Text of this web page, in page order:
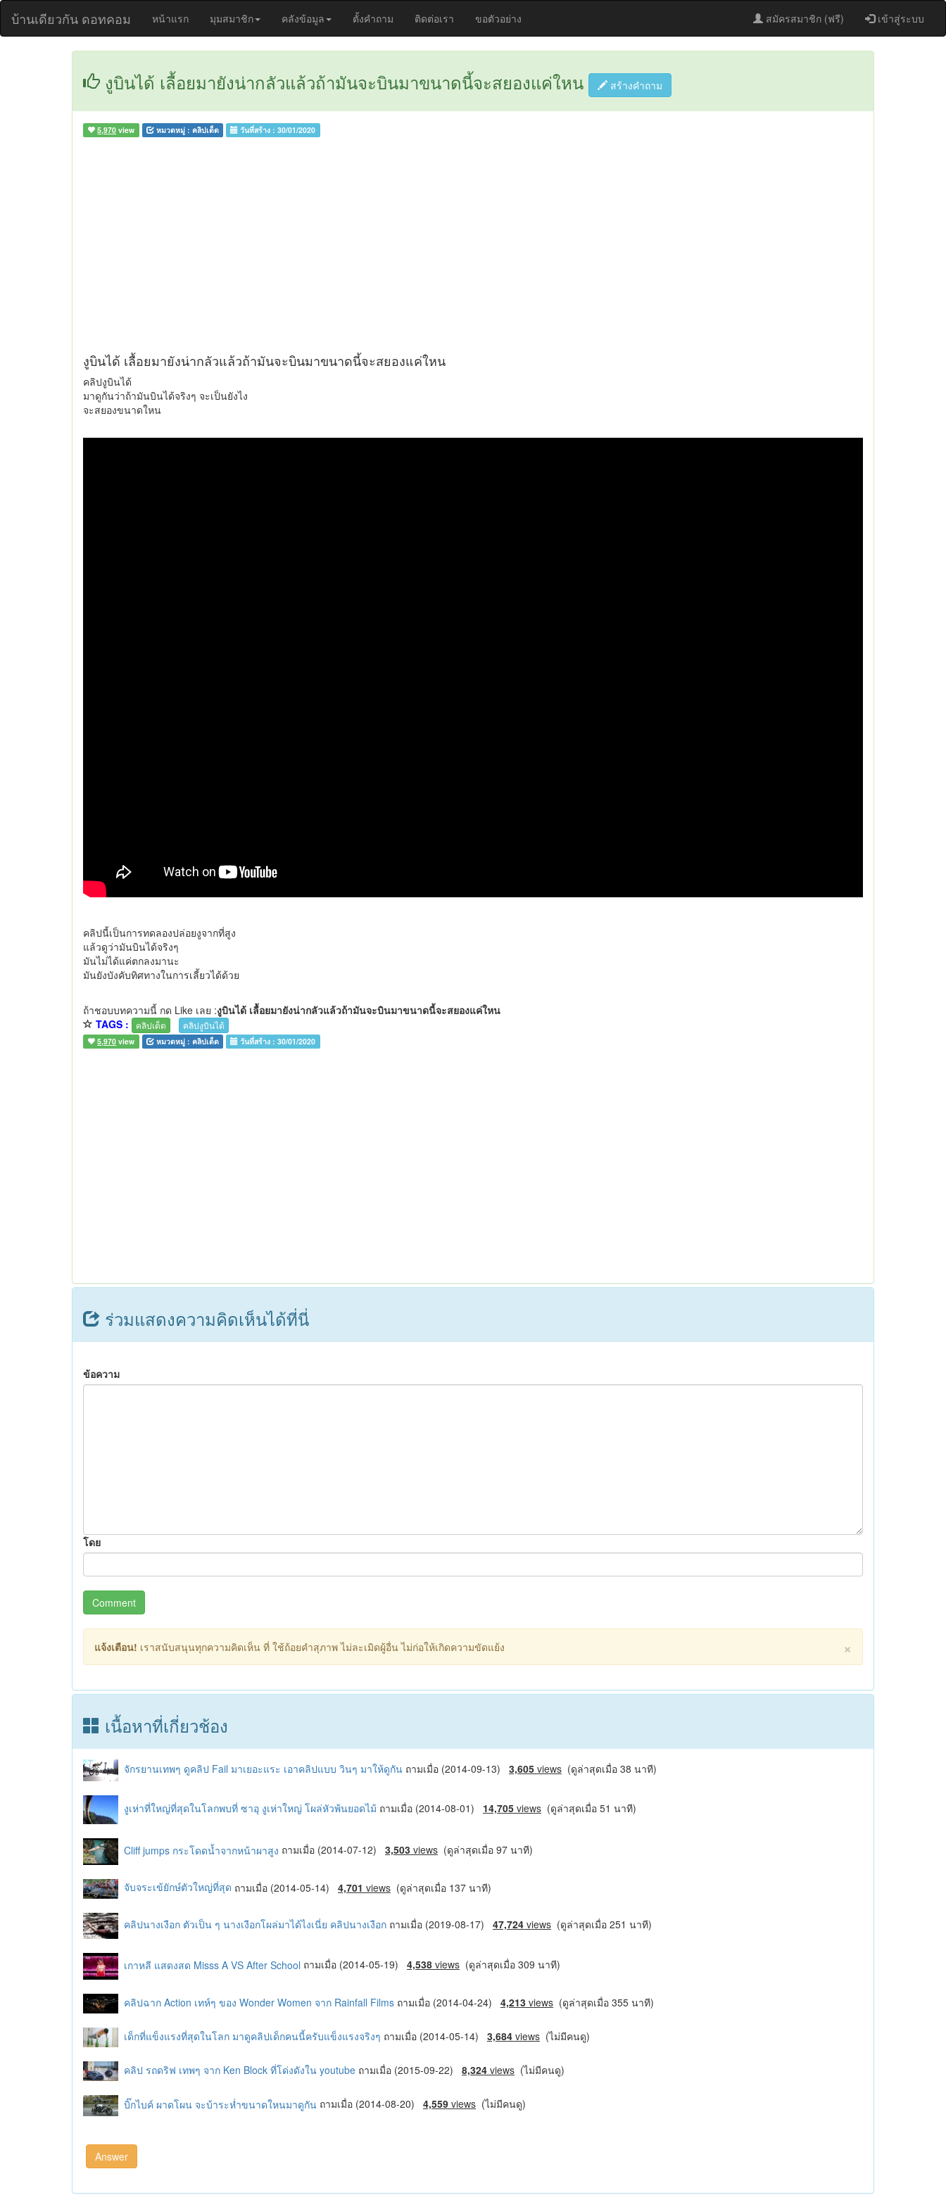
บ้านเดียวกัน ดอทคอม หน้าแรก มุมสมาชิก คลังข้อมูล ตั้งคำถาม ติดต่อเรา ขอตัวอย่าง สมัครสมาชิก (ฟรี) เข้าสู่ระบบ
งูบินได้ เลื้อยมายังน่ากลัวแล้วถ้ามันจะบินมาขนาดนี้จะสยองแค่ใหน สร้างคำถาม
5,970 view หมวดหมู่ : คลิปเด็ด วันที่สร้าง :30/01/2020
งูบินได้ เลื้อยมายังน่ากลัวแล้วถ้ามันจะบินมาขนาดนี้จะสยองแค่ใหน
คลิปงูบินได้
มาดูกันว่าถ้ามันบินได้จริงๆ จะเป็นยังไง
จะสยองขนาดใหน
คลิปนี้เป็นการทดลองปล่อยงูจากที่สูง
แล้วดูว่ามันบินได้จริงๆ
มันไม่ได้แค่ตกลงมานะ
มันยังบังคับทิศทางในการเลี้ยวได้ด้วย
ถ้าชอบบทความนี้ กด Like เลย :งูบินได้ เลื้อยมายังน่ากลัวแล้วถ้ามันจะบินมาขนาดนี้จะสยองแค่ใหน
TAGS :
คลิปเด็ด คลิปงูบินได้
5,970 view หมวดหมู่ : คลิปเด็ด วันที่สร้าง :30/01/2020
ร่วมแสดงความคิดเห็นได้ที่นี่
ข้อความ
โดย
Comment
×
แจ้งเตือน! เราสนับสนุนทุกความคิดเห็น ที่ ใช้ถ้อยคำสุภาพ ไม่ละเมิดผู้อื่น ไม่ก่อให้เกิดความขัดแย้ง
เนื้อหาที่เกี่ยวช้อง
จักรยานเทพๆ ดูคลิป Fail มาเยอะแระ เอาคลิปแบบ วินๆ มาให้ดูกัน ถามเมื่อ (2014-09-13) 3,605 views (ดูล่าสุดเมื่อ 38 นาที)
งูเห่าที่ใหญ่ที่สุดในโลกพบที่ ซาอุ งูเห่าใหญ่ โผล่หัวพ้นยอดไม้ ถามเมื่อ (2014-08-01) 14,705 views (ดูล่าสุดเมื่อ 51 นาที)
Cliff jumps กระโดดน้ำจากหน้าผาสูง ถามเมื่อ (2014-07-12) 3,503 views (ดูล่าสุดเมื่อ 97 นาที)
จับจระเข้ยักษ์ตัวใหญ่ที่สุด ถามเมื่อ (2014-05-14) 4,701 views (ดูล่าสุดเมื่อ 137 นาที)
คลิปนางเงือก ตัวเป็น ๆ นางเงือกโผล่มาได้ไงเนี่ย คลิปนางเงือก ถามเมื่อ (2019-08-17) 47,724 views (ดูล่าสุดเมื่อ 251 นาที)
เกาหลี แสดงสด Misss A VS After School ถามเมื่อ (2014-05-19) 4,538 views (ดูล่าสุดเมื่อ 309 นาที)
คลิปฉาก Action เทห์ๆ ของ Wonder Women จาก Rainfall Films ถามเมื่อ (2014-04-24) 4,213 views (ดูล่าสุดเมื่อ 355 นาที)
เด็กที่แข็งแรงที่สุดในโลก มาดูคลิปเด็กคนนี้ครับแข็งแรงจริงๆ ถามเมื่อ (2014-05-14) 3,684 views (ไม่มีคนดู)
คลิป รถดริฟ เทพๆ จาก Ken Block ที่โด่งดังใน youtube ถามเมื่อ (2015-09-22) 8,324 views (ไม่มีคนดู)
บิ๊กไบค์ ผาดโผน จะบ้าระห่ำขนาดใหนมาดูกัน ถามเมื่อ (2014-08-20) 4,559 views (ไม่มีคนดู)